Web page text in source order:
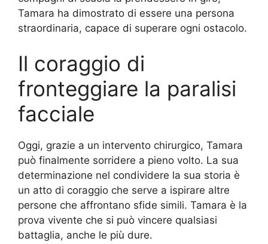
Tamara ha dimostrato di essere una persona
straordinaria, capace di superare ogni ostacolo.
Il coraggio di
fronteggiare la paralisi
facciale
Oggi, grazie a un intervento chirurgico, Tamara
può finalmente sorridere a pieno volto. La sua
determinazione nel condividere la sua storia è
un atto di coraggio che serve a ispirare altre
persone che affrontano sfide simili. Tamara è la
prova vivente che si può vincere qualsiasi
battaglia, anche le più dure.